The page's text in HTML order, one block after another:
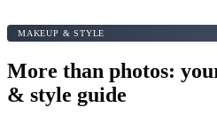
MAKEUP & STYLE
More than photos:
& style guide